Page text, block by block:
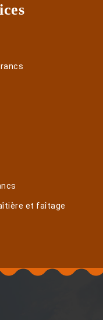
et faîtage